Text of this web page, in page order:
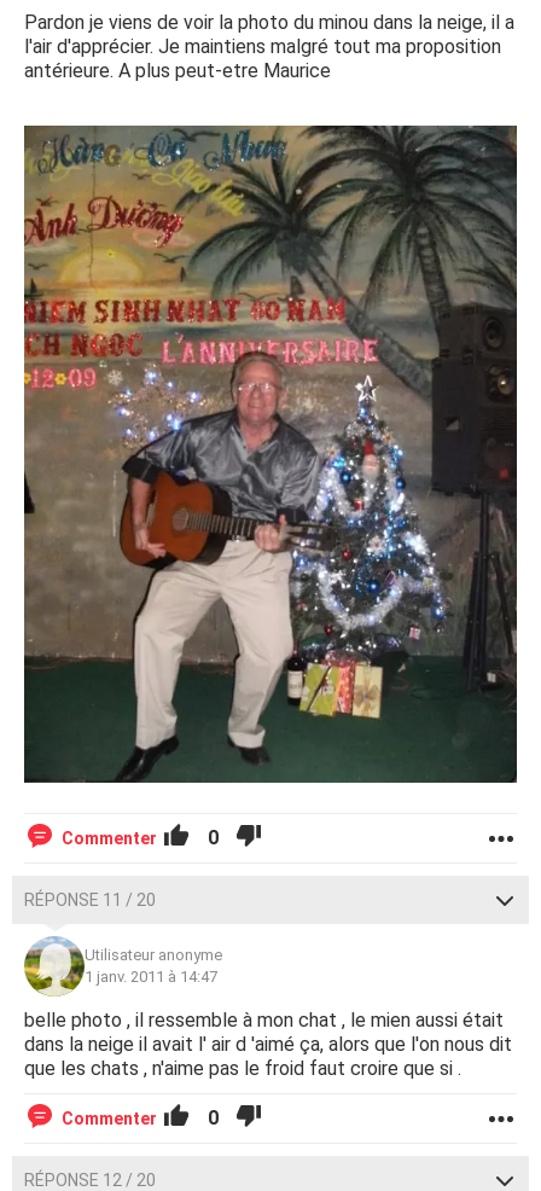
Pardon je viens de voir la photo du minou dans la neige, il a
l'air d'apprécier. Je maintiens malgré tout ma proposition
antérieure. A plus peut-etre Maurice
Commenter 0
RÉPONSE 11 / 20
Utilisateur anonyme
1 janv. 2011 à 14:47
belle photo , il ressemble à mon chat , le mien aussi était
dans la neige il avait l' air d 'aimé ça, alors que l'on nous dit
que les chats , n'aime pas le froid faut croire que si .
Commenter 0
RÉPONSE 12 / 20